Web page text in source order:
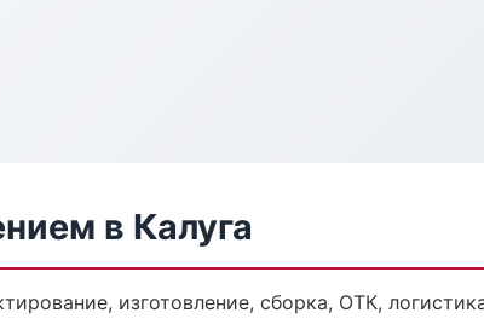
в Калуга
изготовление, сборка, ОТК,